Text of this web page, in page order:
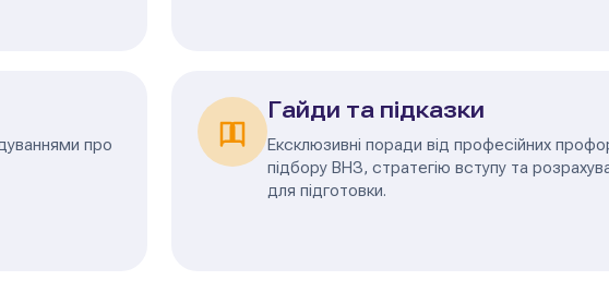
про
Гайди та підказки
Ексклюзивні поради від професійних
підбору ВНЗ, стратегію вступу та
для підготовки.